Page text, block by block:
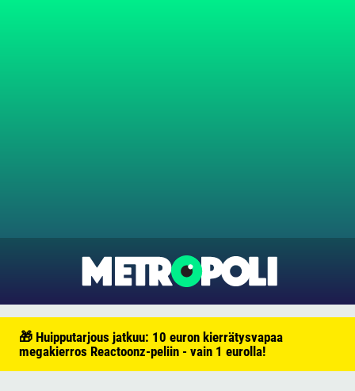
🎁 Huipputarjous jatkuu: 10 euron kierrätysvapaa
megakierros Reactoonz-peliin - vain 1 eurolla!